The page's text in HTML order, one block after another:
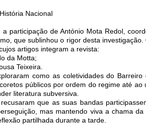
Nacional
a participação de António Mota Redol,
que sublinhou o rigor desta
artigos integram a revista:
da Motta;
Teixeira.
como as coletividades do
públicos por ordem do regime até
literatura subversiva.
que as suas bandas
mas mantendo viva a chama
partilhada durante a tarde.